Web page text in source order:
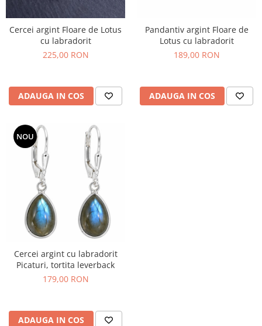
Cercei argint Floare de Lotus
cu labradorit
225,00 RON
ADAUGA IN COS
Pandantiv argint Floare de
Lotus cu labradorit
189,00 RON
ADAUGA IN COS
NOU
Cercei argint cu labradorit
Picaturi, tortita leverback
179,00 RON
ADAUGA IN COS